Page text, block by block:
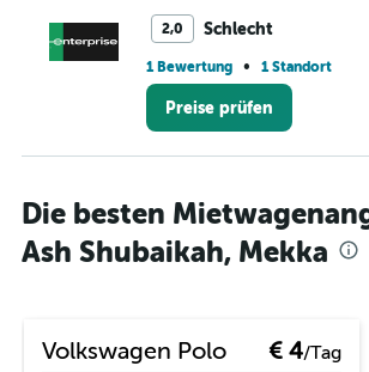
2,0 Schlecht
1 Bewertung • 1 Standort
Preise prüfen
Die besten
Ash Shubaikah, Mekka
Volkswagen Polo € 4/Tag